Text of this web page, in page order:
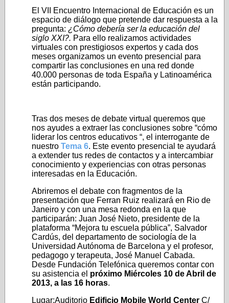
El VII Encuentro Internacional de Educación es un
espacio de diálogo que pretende dar respuesta a la
pregunta: ¿Cómo debería ser la educación del
siglo XXI?. Para ello realizamos actividades
virtuales con prestigiosos expertos y cada dos
meses organizamos un evento presencial para
compartir las conclusiones en una red donde
40.000 personas de toda España y Latinoamérica
están participando.
Tras dos meses de debate virtual queremos que
nos ayudes a extraer las conclusiones sobre “cómo
liderar los centros educativos “, el interrogante de
nuestro Tema 6. Este evento presencial te ayudará
a extender tus redes de contactos y a intercambiar
conocimiento y experiencias con otras personas
interesadas en la Educación.
Abriremos el debate con fragmentos de la
presentación que Ferran Ruiz realizará en Rio de
Janeiro y con una mesa redonda en la que
participarán: Juan José Nieto, presidente de la
plataforma “Mejora tu escuela pública”, Salvador
Cardús, del departamento de sociología de la
Universidad Autónoma de Barcelona y el profesor,
pedagogo y terapeuta, José Manuel Cabada.
Desde Fundación Telefónica queremos contar con
su asistencia el próximo Miércoles 10 de Abril de
2013, a las 16 horas.
Lugar:Auditorio Edificio Mobile World Center C/